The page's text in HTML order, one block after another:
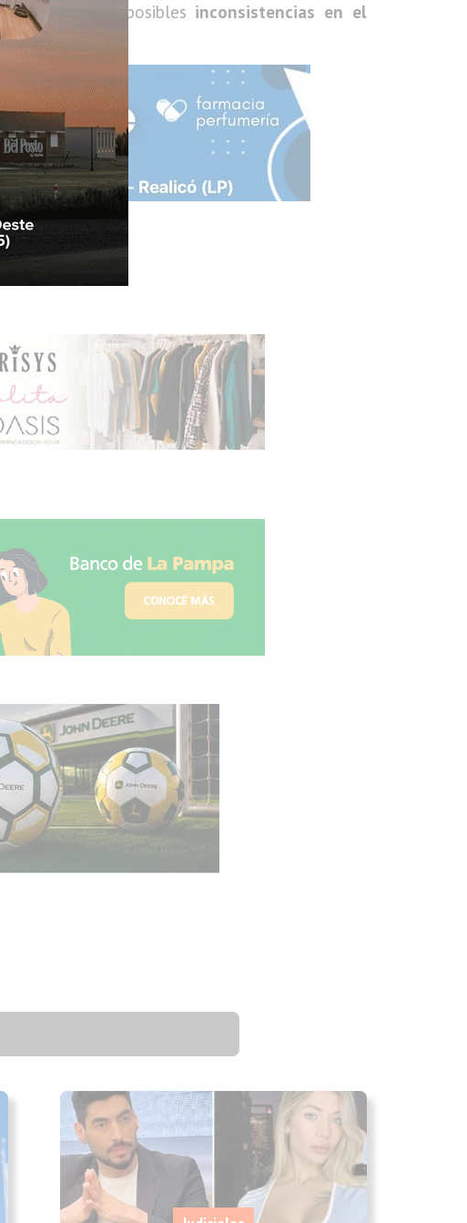
Pagano sobre posibles inconsistencias en el